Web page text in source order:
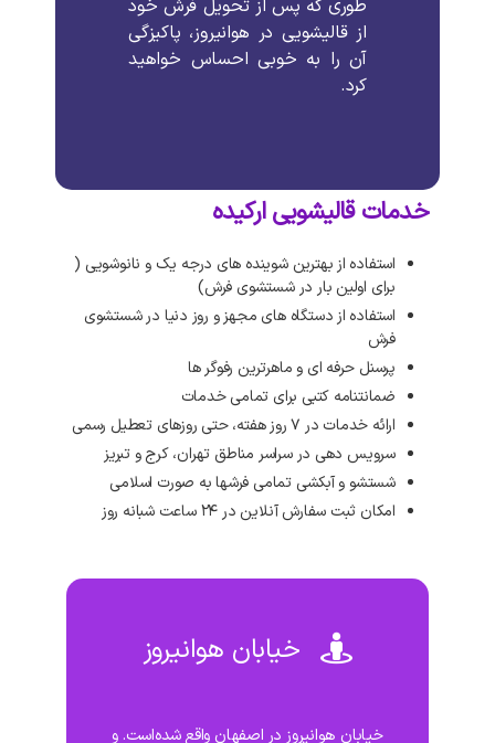
طوری که پس از تحویل فرش خود
از قالیشویی در هوانیروز، پاکیزگی
آن را به خوبی احساس خواهید
کرد.
خدمات قالیشویی ارکیده
استفاده از بهترین شوینده های درجه یک و نانوشویی (
برای اولین بار در شستشوی فرش)
استفاده از دستگاه های مجهز و روز دنیا در شستشوی
فرش
پرسنل حرفه ای و ماهرترین رفوگر ها
ضمانتنامه کتبی برای تمامی خدمات
ارائه خدمات در ۷ روز هفته، حتی روزهای تعطیل رسمی
سرویس دهی در سراسر مناطق تهران، کرج و تبریز
شستشو و آبکشی تمامی فرشها به صورت اسلامی
امکان ثبت سفارش آنلاین در ۲۴ ساعت شبانه روز
خیابان هوانیروز
خیابان هوانیروز در اصفهان واقع شده‌است. و